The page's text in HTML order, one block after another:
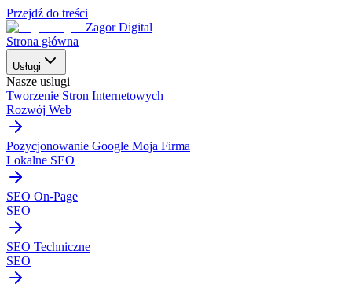
Przejdź do treści
Zagor Digital
Strona główna
Usługi
Nasze uslugi
Tworzenie Stron Internetowych
Rozwój Web
Pozycjonowanie Google Moja Firma
Lokalne SEO
SEO On-Page
SEO
SEO Techniczne
SEO